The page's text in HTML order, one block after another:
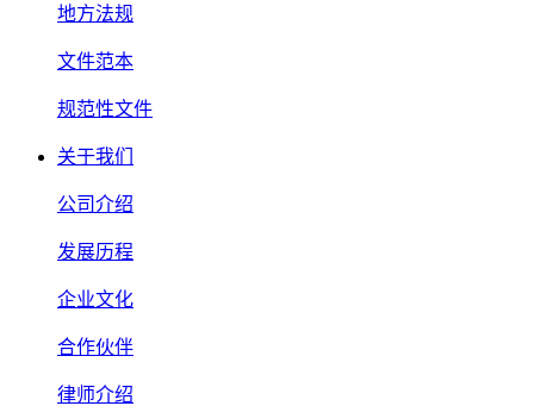
地方法规
文件范本
规范性文件
关于我们
公司介绍
发展历程
企业文化
合作伙伴
律师介绍